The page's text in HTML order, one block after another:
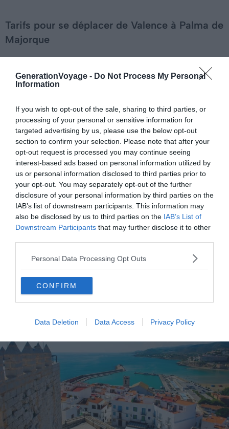
GenerationVoyage - Do Not Process My Personal
Information
If you wish to opt-out of the sale, sharing to third parties, or
processing of your personal or sensitive information for
targeted advertising by us, please use the below opt-out
section to confirm your selection. Please note that after your
opt-out request is processed you may continue seeing
interest-based ads based on personal information utilized by
us or personal information disclosed to third parties prior to
your opt-out. You may separately opt-out of the further
disclosure of your personal information by third parties on the
IAB’s list of downstream participants. This information may
also be disclosed by us to third parties on the IAB’s List of
Downstream Participants that may further disclose it to other
Personal Data Processing Opt Outs
CONFIRM
Data Deletion Data Access Privacy Policy
Tarifs pour se déplacer de Valence à Palma de
Majorque
selon les conditions de votre voyage :
à destination.
En toute logique, le prix sera plus élevé si vous êtes
véhiculé. Une voiture citadine coûte, selon la
compagnie, de 40 à 90€en plus du billet. Les
motards, eux, devront prévoir une trentaine d’euros
de supplément seulement.
Votre animal de compagnie sera également soumis
à des frais annexes si vous décidez d’embarquer.
Comment réserver son trajet en ferry
pour Palma de Majorque depuis
Valence ?